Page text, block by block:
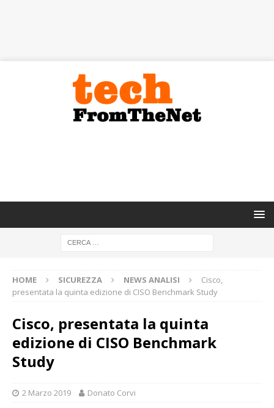
HOME SICUREZZA NEWS ANALISI
Cisco,
presentata la quinta edizione di CISO Benchmark Study
Cisco, presentata la quinta
edizione di CISO Benchmark
Study
2 Marzo 2019 Donato Corvi